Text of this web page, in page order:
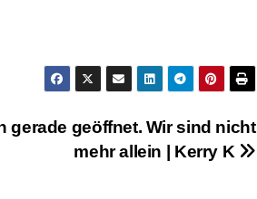
gerade geöffnet. Wir sind nicht
mehr allein | Kerry K